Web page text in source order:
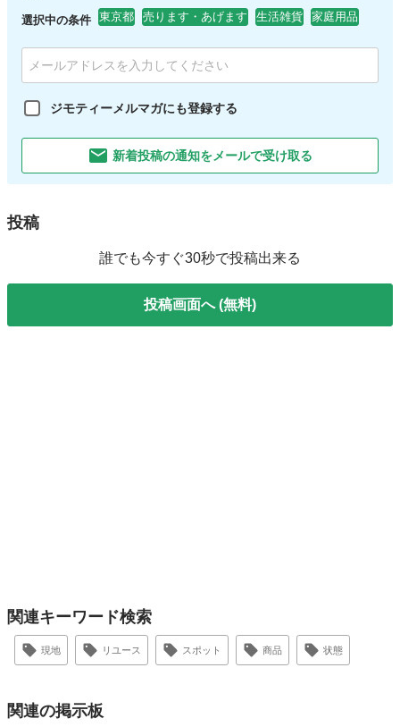
選択中の条件 東京都 売ります・あげます 生活雑貨 家庭用品
ジモティーメルマガにも登録する
新着投稿の通知をメールで受け取る
投稿
誰でも今すぐ30秒で投稿出来る
投稿画面へ (無料)
関連キーワード検索
現地 リユース スポット 商品 状態
関連の掲示板